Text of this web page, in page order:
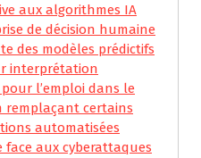
aux algorithmes IA
de décision humaine
des modèles prédictifs
interprétation
l’emploi dans le
remplaçant certains
automatisées
aux cyberattaques